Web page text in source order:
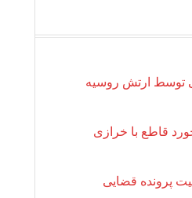
توسط ارتش روسیه
قاطع با خرازی
پرونده قضایی